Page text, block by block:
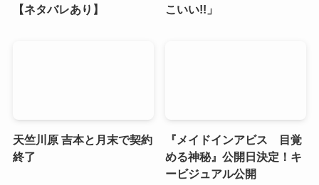
【ネタバレあり】
こいい!!」
天竺川原 吉本と月末で契約
終了
『メイドインアビス 目覚
める神秘』公開日決定！キ
ービジュアル公開